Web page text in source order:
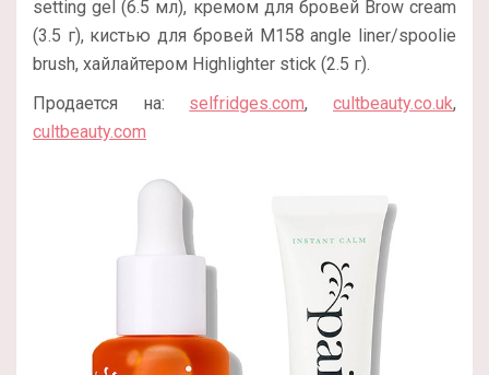
setting gel (6.5 мл), кремом для бровей Brow cream
(3.5 г), кистью для бровей M158 angle liner/spoolie
brush, хайлайтером Highlighter stick (2.5 г).
Продается на: selfridges.com,cultbeauty.co.uk,
cultbeauty.com